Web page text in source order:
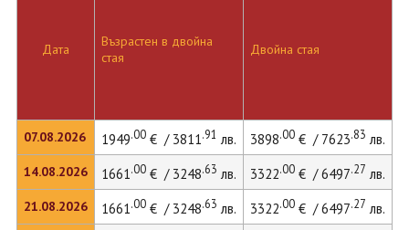
Дата
07.08.2026
14.08.2026
21.08.2026
Възрастен в двойна
стая
Двойна стая
1949.00€ / 3811.91 лв. 3898.00€ / 7623.83 лв.
1661.00€ / 3248.63 лв. 3322.00€ / 6497.27 лв.
1661.00€ / 3248.63 лв. 3322.00€ / 6497.27 лв.